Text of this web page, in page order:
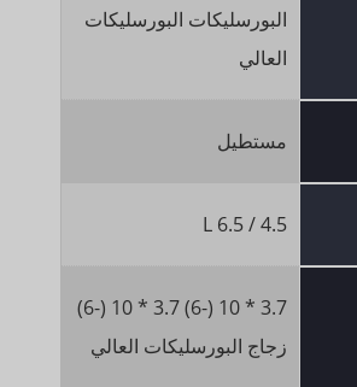
البورسليكات البورسليكات
العالي
مستطيل
4.5 / 6.5 L
3.7 * 10 (-6) 3.7 * 10 (-6)
زجاج البورسليكات العالي